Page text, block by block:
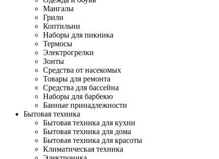
Мангалы
Грили
Коптильни
Наборы для пикника
Термосы
Электрогрелки
Зонты
Средства от насекомых
Товары для ремонта
Средства для бассейна
Наборы для барбекю
Банные принадлежности
Бытовая техника
Бытовая техника для кухни
Бытовая техника для дома
Бытовая техника для красоты
Климатическая техника